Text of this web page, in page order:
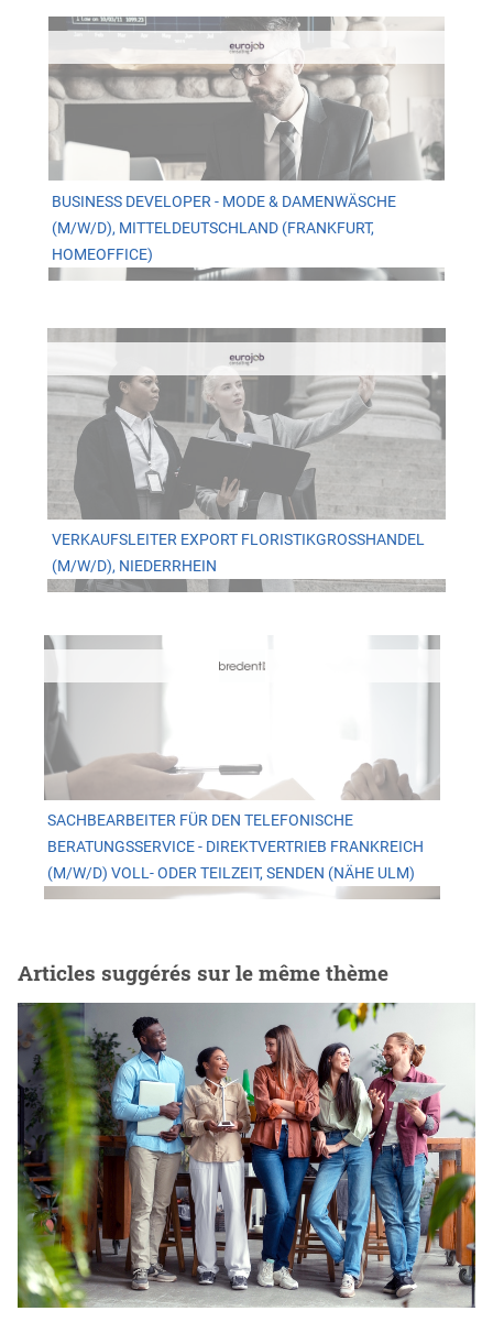
BUSINESS DEVELOPER - MODE & DAMENWÄSCHE
(M/W/D), MITTELDEUTSCHLAND (FRANKFURT,
HOMEOFFICE)
VERKAUFSLEITER EXPORT FLORISTIKGROSSHANDEL (
M/W/D), NIEDERRHEIN
SACHBEARBEITER FÜR DEN TELEFONISCHE
BERATUNGSSERVICE - DIREKTVERTRIEB FRANKREICH
(M/W/D) VOLL- ODER TEILZEIT, SENDEN (NÄHE ULM)
Articles suggérés sur le même thème